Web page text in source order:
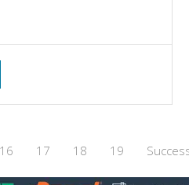
16 17 18 19